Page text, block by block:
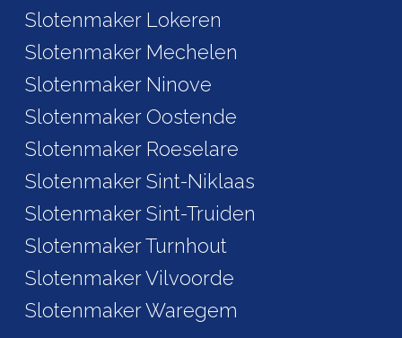
Slotenmaker Lokeren
Slotenmaker Mechelen
Slotenmaker Ninove
Slotenmaker Oostende
Slotenmaker Roeselare
Slotenmaker Sint-Niklaas
Slotenmaker Sint-Truiden
Slotenmaker Turnhout
Slotenmaker Vilvoorde
Slotenmaker Waregem